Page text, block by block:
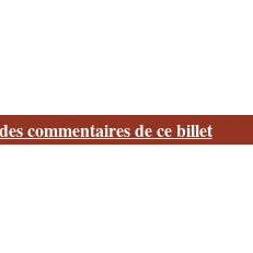
commentaires de ce billet